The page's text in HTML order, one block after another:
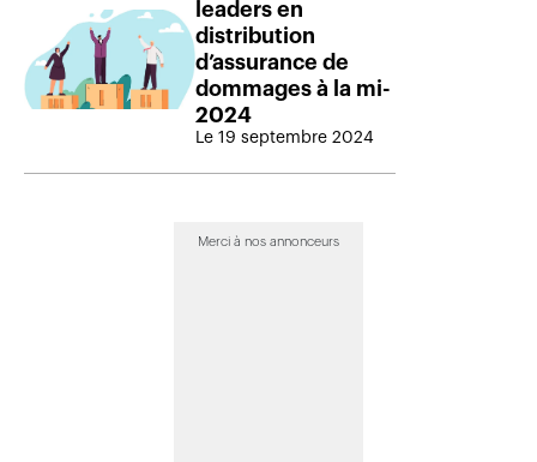
leaders en
distribution
d’assurance de
dommages à la mi-
2024
Le 19 septembre 2024
Merci à nos annonceurs